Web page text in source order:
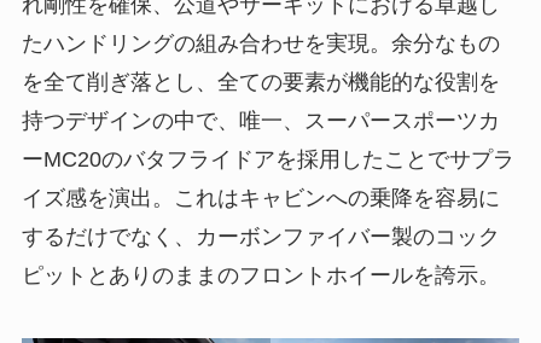
たハンドリングの組み合わせを実現。余分なもの
を全て削ぎ落とし、全ての要素が機能的な役割を
持つデザインの中で、唯一、スーパースポーツカ
ーMC20のバタフライドアを採用したことでサプラ
イズ感を演出。これはキャビンへの乗降を容易に
するだけでなく、カーボンファイバー製のコック
ピットとありのままのフロントホイールを誇示。